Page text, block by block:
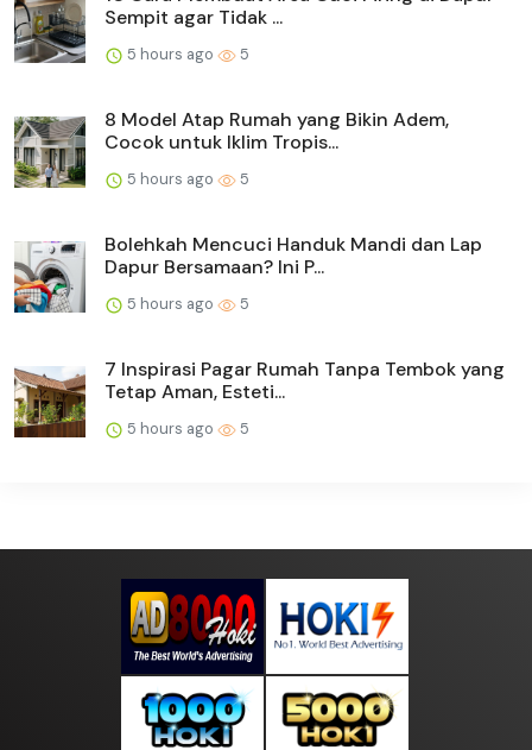
Sempit agar Tidak ...
5 hours ago 5
8 Model Atap Rumah yang Bikin Adem,
Cocok untuk Iklim Tropis...
5 hours ago 5
Bolehkah Mencuci Handuk Mandi dan Lap
Dapur Bersamaan? Ini P...
5 hours ago 5
7 Inspirasi Pagar Rumah Tanpa Tembok yang
Tetap Aman, Esteti...
5 hours ago 5